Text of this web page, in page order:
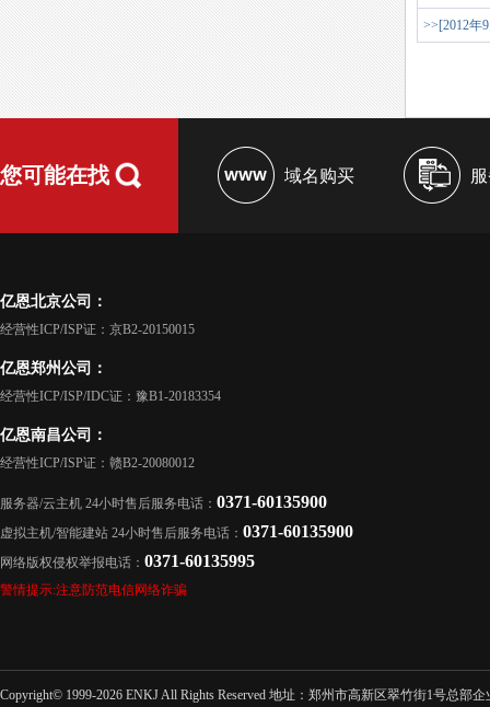
>>[2012年
您可能在找 域名购买
亿恩北京公司：
经营性ICP/ISP证：京B2-20150015
亿恩郑州公司：
经营性ICP/ISP/IDC证：豫B1-20183354
亿恩南昌公司：
经营性ICP/ISP证：赣B2-20080012
服务器/云主机 24小时售后服务电话： 0371-60135900
虚拟主机/智能建站 24小时售后服务电话： 0371-60135900
网络版权侵权举报电话： 0371-60135995
警情提示:注意防范电信网络诈骗
Copyright© 1999-2026 ENKJ All Rights Reserved 地址：郑州市高新区翠竹街1号